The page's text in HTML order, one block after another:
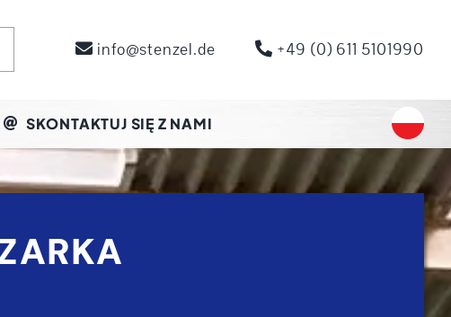
info@stenzel.de +49 (0) 611 5101990
SKONTAKTUJ SIĘ Z NAMI